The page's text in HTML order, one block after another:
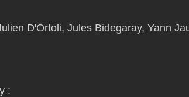
D'Ortoli, Jules Bidegaray, Yann
: